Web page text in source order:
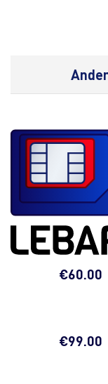
€60.00
€99.00